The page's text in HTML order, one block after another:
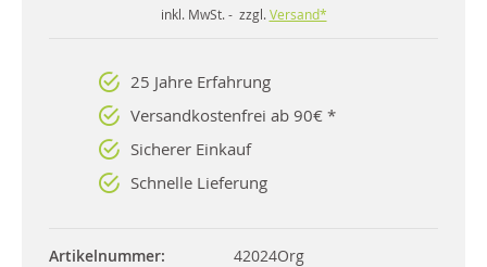
inkl. MwSt. - zzgl. Versand*
25 Jahre Erfahrung
Versandkostenfrei ab 90€ *
Sicherer Einkauf
Schnelle Lieferung
Artikelnummer
42024Org